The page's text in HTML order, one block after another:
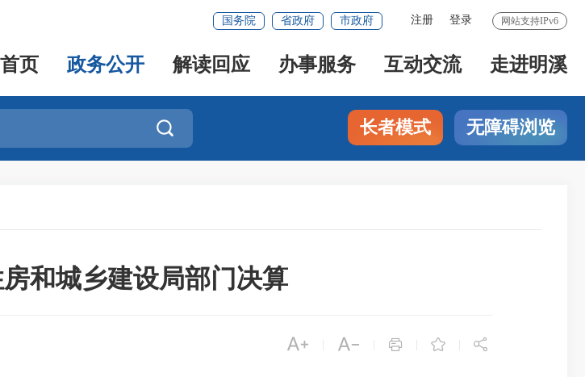
网站支持IPv6
注册 登录
国务院 省政府 市政府
首页 政务公开 解读回应 办事服务 互动交流 走进明溪
 长者模式 无障碍浏览
和城乡建设局部门决算
    